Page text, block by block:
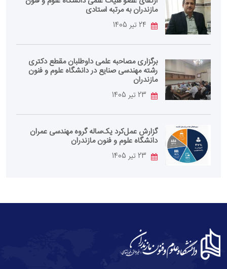
مازندران به مرتبه استادی
برگزاری مصاحبه علمی داوطلبان مقطع دکتری
رشته مهندسی صنایع در دانشگاه علوم و فنون
مازندران
گزارش عمل‌کرد یک‌ساله گروه مهندسی عمران
دانشگاه علوم و فنون مازندران